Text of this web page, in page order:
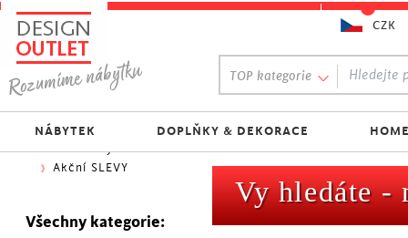
Vy hledáte -
Oblíbený výběr:
300 NOVINEK
333 BESTSELLERŮ
Nejlevnější do 1.500 Kč
Skladovky
Akční SLEVY
Všechny kategorie:
TOP kategorie
NÁBYTEK DOPLŇKY & DEKORACE
CZK